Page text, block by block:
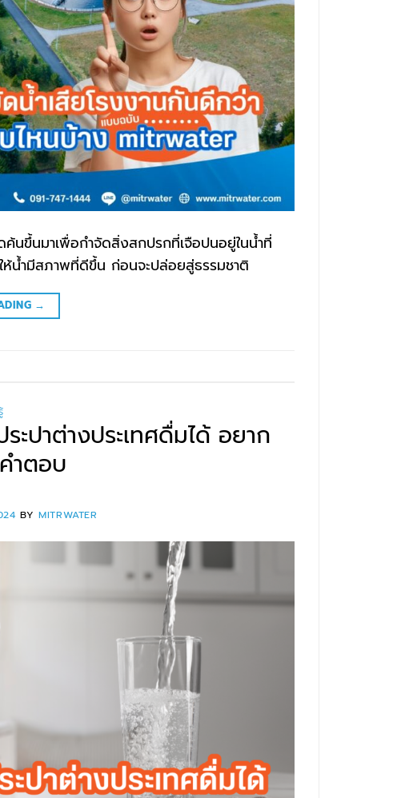
ค้นขึ้นมาเพื่อกำจัดสิ่งสกปรกที่เจือปนอยู่ในน้ำที่
ห้น้ำมีสภาพที่ดีขึ้น ก่อนจะปล่อยสู่ธรรมชาติ
→
ะปาต่างประเทศดื่มได้ อยาก
ำตอบ
BYMITRWATER